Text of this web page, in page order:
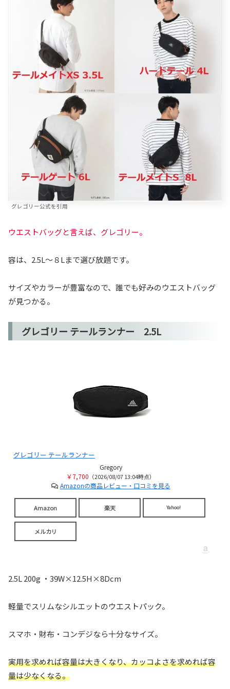
グレゴリー公式を引用
ウエストバッグと言えば、グレゴリー。
容は、2.5L～８Lまで選び放題です。
サイズやカラーが豊富なので、誰でも好みのウエストバッグ
が見つかる。
グレゴリー テールランナー 2.5L
グレゴリー テールランナー
Gregory
￥7,700 （2026/08/07 13:04時点）
Amazonの商品レビュー・口コミを見る
Amazon 楽天 Yahoo!
メルカリ
2.5L 200g ・39W×12.5H×8Dcm
軽量でスリムなシルエットのウエストパック。
スマホ・財布・コンデジなら十分なサイズ。
実用を求めれば容量は大きくなり、カッコよさを求めれば容
量は少なくなる。